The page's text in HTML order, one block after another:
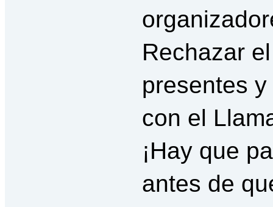
Rechazar
presentes
con el
¡Hay que
antes de